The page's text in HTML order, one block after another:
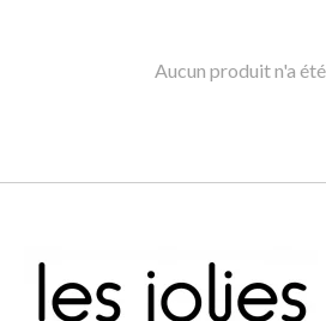
Aucun produit n'a